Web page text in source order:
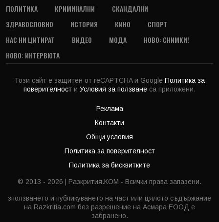
ПОЛИТИКА
КРИМИНАЛНИ
СКАНДАЛНИ
ЗДРАВОСЛОВНО
ИСТОРИЯ КИНО
СПОРТ
НАС НИ ЦИТИРАТ
ВИДЕО МОДА
НОВО: СНИМКИ!
НОВО: ИНТЕРВЮТА
Този сайт е защитен от reCAPTCHA и Google Политика за
поверителност и Условия за ползване са приложени.
Реклама
Контакти
Общи условия
Политика за поверителност
Политика за бисквитките
© 2013 - 2026 | Разкрития.КОМ - Всички права запазени.
зползването и публикуването на част или цялото съдържание
на Razkritia.com без разрешение на Асмара ЕООД е
забранено.